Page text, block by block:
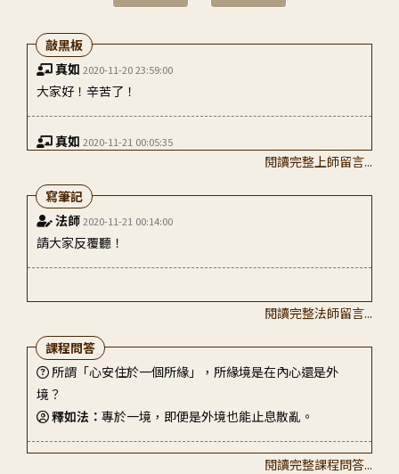
真如 2020-11-20 23:59:00
大家好！辛苦了！
真如 2020-11-21 00:05:35
真如2020-11-21 00:06:01
馬來西亞的同學，加油！
我會去韓國的
真如2020-11-21 00:07:15
為全球祈願！
真如
天母教室同學，大家加油！
敲黑板
閱讀完整上師留言...
法師2020-11-21 00:14:00
請大家反覆聽！
寫筆記
閱讀完整法師留言...
所謂「心安住於一個所緣」，所緣境是在內心還是外
境？
釋如法： 專於一境，即便是外境也能止息散亂。
課程問答
閱讀完整課程問答...